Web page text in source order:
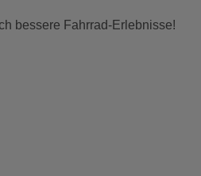
bessere Fahrrad-Erlebnisse!